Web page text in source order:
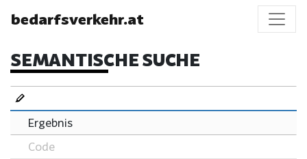
bedarfsverkehr.at
SEMANTISCHE SUCHE
Ergebnis
Code